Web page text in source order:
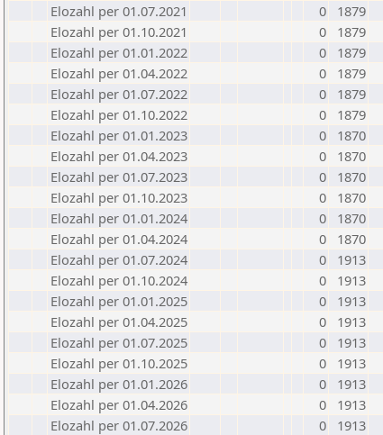
Elozahl per 01.07.2021
0
1879
Elozahl per 01.10.2021
0
1879
Elozahl per 01.01.2022
0
1879
Elozahl per 01.04.2022
0
1879
Elozahl per 01.07.2022
0
1879
Elozahl per 01.10.2022
0
1879
Elozahl per 01.01.2023
0
1870
Elozahl per 01.04.2023
0
1870
Elozahl per 01.07.2023
0
1870
Elozahl per 01.10.2023
0
1870
Elozahl per 01.01.2024
0
1870
Elozahl per 01.04.2024
0
1870
Elozahl per 01.07.2024
0
1913
Elozahl per 01.10.2024
0
1913
Elozahl per 01.01.2025
0
1913
Elozahl per 01.04.2025
0
1913
Elozahl per 01.07.2025
0
1913
Elozahl per 01.10.2025
0
1913
Elozahl per 01.01.2026
0
1913
Elozahl per 01.04.2026
0
1913
Elozahl per 01.07.2026
0 1913